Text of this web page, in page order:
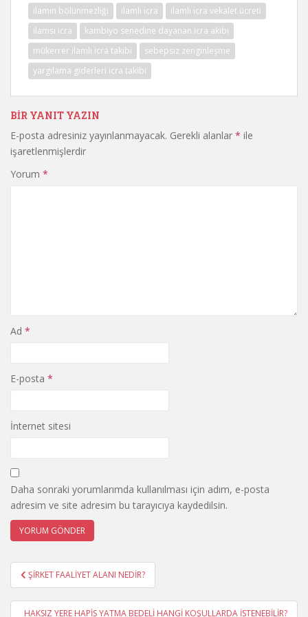
ilamın bölünmezliği ilamlı icra
ilamlı icra vekalet ücreti
ilamsı icra
kambiyo senedine dayanan icra akibi
mükerrer ilamlı icra takibi
sebepsiz zenginleşme
yargılama giderleri icra takibi
BIR YANIT YAZIN
E-posta adresiniz yayınlanmayacak. Gerekli alanlar * ile
işaretlenmişlerdir
Yorum *
Ad *
E-posta *
İnternet sitesi
Daha sonraki yorumlarımda kullanılması için adım, e-posta
adresim ve site adresim bu tarayıcıya kaydedilsin.
Yazı
gezinmesi
ŞİRKET FAALİYET ALANI NEDİR?
HAKSIZ YERE HAPİS YATMA BEDELİ HANGİ KOŞULLARDA İSTENEBİLİR?